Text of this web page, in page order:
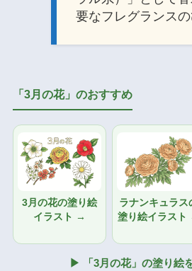
要なフレグランスの
「3月の花」のおすすめ
3月の花の塗り絵
イラスト →
ラナンキュラス
塗り絵イラスト
▶ 「3月の花」の塗り絵